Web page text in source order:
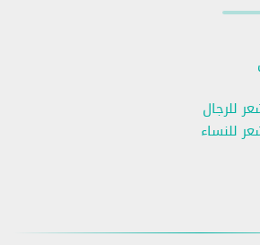
للرجال
للنساء